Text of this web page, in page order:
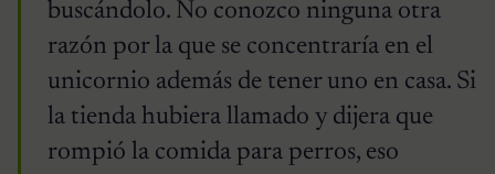
buscándolo. No conozco ninguna otra
razón por la que se concentraría en el
unicornio además de tener uno en casa. Si
la tienda hubiera llamado y dijera que
rompió la comida para perros, eso